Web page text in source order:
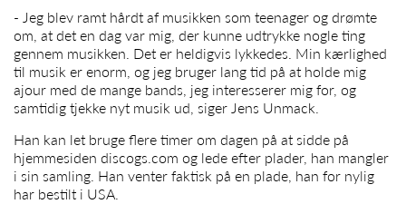
- Jeg blev ramt hårdt af musikken som teenager og drømte
om, at det en dag var mig, der kunne udtrykke nogle ting
gennem musikken. Det er heldigvis lykkedes. Min kærlighed
til musik er enorm, og jeg bruger lang tid på at holde mig
ajour med de mange bands, jeg interesserer mig for, og
samtidig tjekke nyt musik ud, siger Jens Unmack.
Han kan let bruge flere timer om dagen på at sidde på
hjemmesiden discogs.com og lede efter plader, han mangler
i sin samling. Han venter faktisk på en plade, han for nylig
har bestilt i USA.